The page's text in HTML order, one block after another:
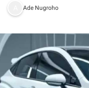
Ade Nugroho